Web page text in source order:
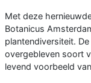
Met deze
Botanicus
plantendiversiteit.
overgebleven soort
levend voorbeeld